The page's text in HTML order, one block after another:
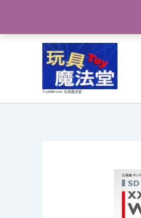
內
ToyMahodo 玩具魔法堂